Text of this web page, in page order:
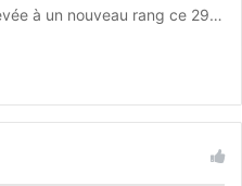
à un nouveau rang ce 29…